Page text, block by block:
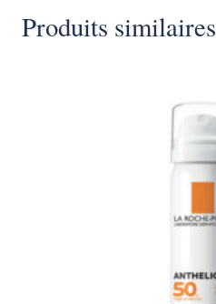
Produits similaires